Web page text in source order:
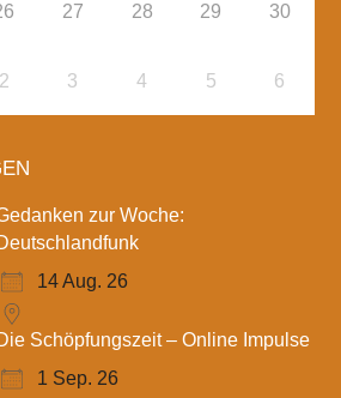
27 28 29 30
2 3 4 5 6
zur Woche:
14 Aug. 26
Schöpfungszeit – Online Impulse
1 Sep. 26